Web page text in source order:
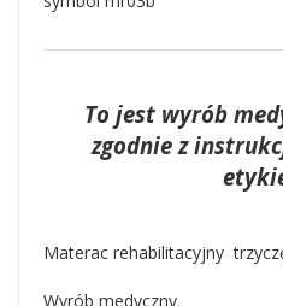
To jest wyrób
zgodnie z
Materac rehabilitacyjny
Wyrób medyczny.